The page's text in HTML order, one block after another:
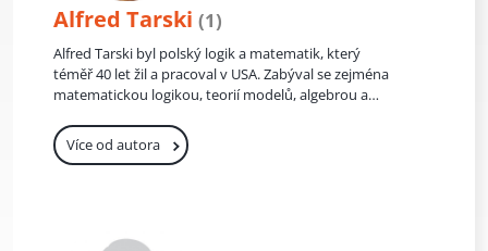
Alfred Tarski (1)
Alfred Tarski byl polský logik a matematik, který
téměř 40 let žil a pracoval v USA. Zabýval se zejména
matematickou logikou, teorií modelů, algebrou a
oblastí matematiky. Významným způsobem ovlivnil
rozvoj logiky a matematiky ve 20. století. Alfred Tarski
na varšavské univerzitě ke studiu biologie. Brzy však
Více od autora